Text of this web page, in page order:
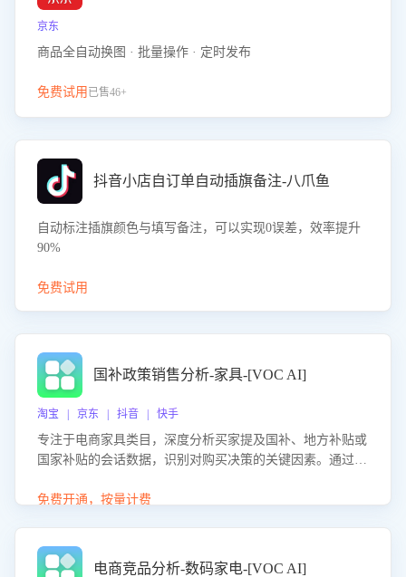
京东
商品全自动换图 · 批量操作 · 定时发布
免费试用 已售46+
抖音小店自订单自动插旗备注-八爪鱼
自动标注插旗颜色与填写备注，可以实现0误差，效率提升
90%
免费试用
国补政策销售分析-家具-[VOC AI]
淘宝 | 京东 | 抖音 | 快手
专注于电商家具类目，深度分析买家提及国补、地方补贴或
国家补贴的会话数据，识别对购买决策的关键因素。通过AI
化策略，助力商家利用国补政策提升GMV。
免费开通，按量计费
电商竞品分析-数码家电-[VOC AI]